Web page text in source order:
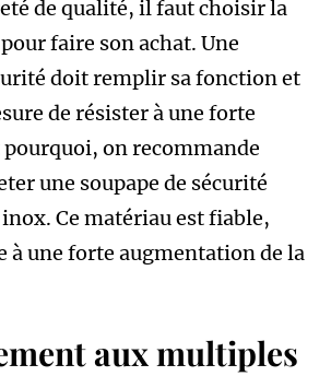
de qualité, il faut choisir la
faire son achat. Une
doit remplir sa fonction et
de résister à une forte
pourquoi, on recommande
une soupape de sécurité
Ce matériau est fiable,
à une forte augmentation de la
aux multiples